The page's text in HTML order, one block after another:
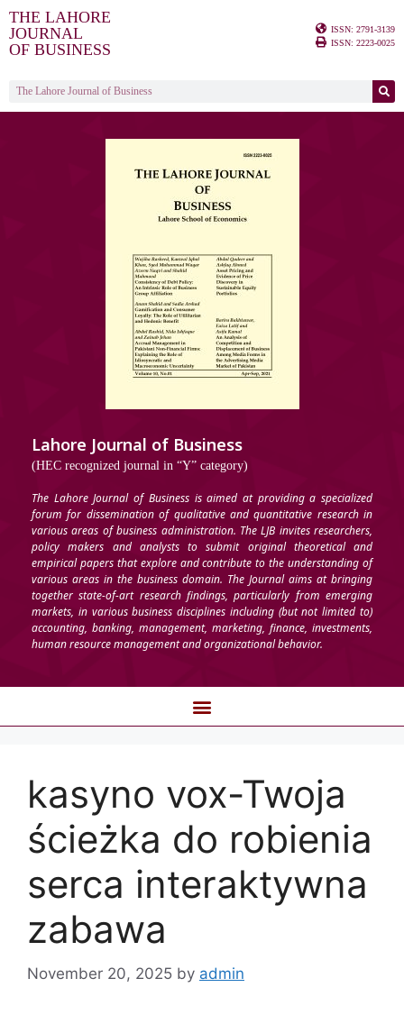
THE LAHORE
JOURNAL
OF BUSINESS
ISSN: 2791-3139
ISSN: 2223-0025
Lahore Journal of Business
(HEC recognized journal in “Y” category)
The Lahore Journal of Business is aimed at providing a specialized
forum for dissemination of qualitative and quantitative research in
various areas of business administration. The LJB invites researchers,
policy makers and analysts to submit original theoretical and
empirical papers that explore and contribute to the understanding of
various areas in the business domain. The Journal aims at bringing
together state-of-art research findings, particularly from emerging
markets, in various business disciplines including (but not limited to)
accounting, banking, management, marketing, finance, investments,
human resource management and organizational behavior.
kasyno vox-Twoja
ścieżka do robienia
serca interaktywna
zabawa
November 20, 2025 by admin